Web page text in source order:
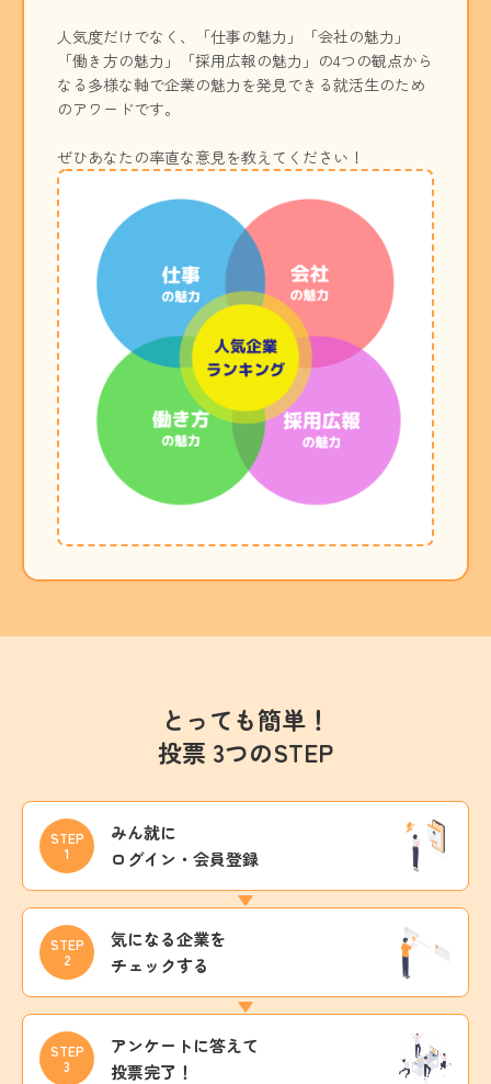
人気度だけでなく、「仕事の魅力」「会社の魅力」
「働き方の魅力」「採用広報の魅力」の4つの観点から
なる多様な軸で企業の魅力を発見できる就活生のため
のアワードです。
ぜひあなたの率直な意見を教えてください！
とっても簡単！
投票 3つのSTEP
STEP
1
みん就に
ログイン・会員登録
STEP
2
気になる企業を
チェックする
STEP
3
アンケートに答えて
投票完了！